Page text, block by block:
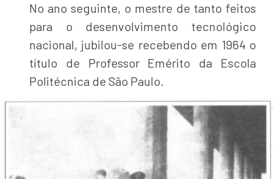
No ano seguinte, o mestre de tanto feitos
para o desenvolvimento tecnológico
nacional, jubilou-se recebendo em 1964 o
título de Professor Emérito da Escola
Politécnica de São Paulo.